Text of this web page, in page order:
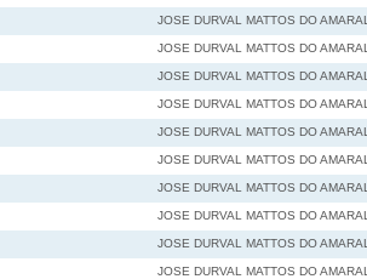
JOSE DURVAL MATTOS DO AMARAL
JOSE DURVAL MATTOS DO AMARAL
JOSE DURVAL MATTOS DO AMARAL
JOSE DURVAL MATTOS DO AMARAL
JOSE DURVAL MATTOS DO AMARAL
JOSE DURVAL MATTOS DO AMARAL
JOSE DURVAL MATTOS DO AMARAL
JOSE DURVAL MATTOS DO AMARAL
JOSE DURVAL MATTOS DO AMARAL
JOSE DURVAL MATTOS DO AMARAL